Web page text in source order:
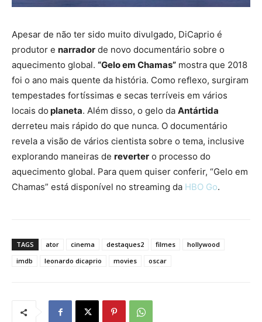
Apesar de não ter sido muito divulgado, DiCaprio é
produtor e narrador de novo documentário sobre o
aquecimento global. “Gelo em Chamas” mostra que 2018
foi o ano mais quente da história. Como reflexo, surgiram
tempestades fortíssimas e secas terríveis em vários
locais do planeta. Além disso, o gelo da Antártida
derreteu mais rápido do que nunca. O documentário
revela a visão de vários cientista sobre o tema, inclusive
explorando maneiras de reverter o processo do
aquecimento global. Para quem quiser conferir, “Gelo em
Chamas” está disponível no streaming da HBO Go.
TAGS ator cinema destaques2 filmes
hollywood
imdb
leonardo dicaprio movies oscar